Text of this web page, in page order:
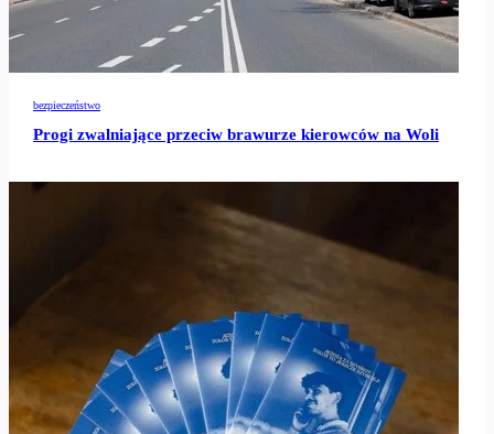
bezpieczeństwo
Progi zwalniające przeciw brawurze kierowców na Woli